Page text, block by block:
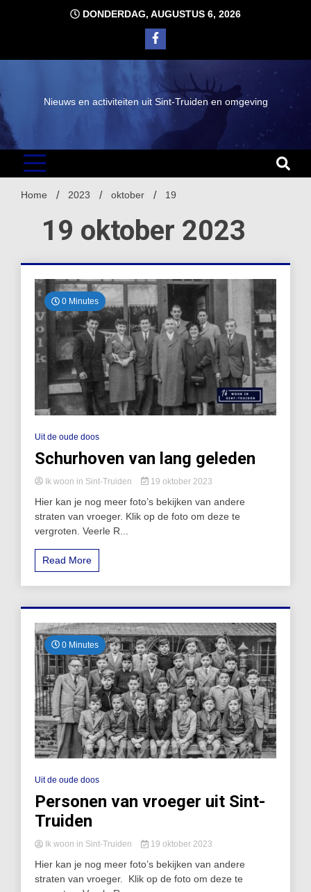
DONDERDAG, AUGUSTUS 6, 2026
Nieuws en activiteiten uit Sint-Truiden en omgeving
Home 2023 oktober 19
19 oktober 2023
0 Minutes
Uit de oude doos
Schurhoven van lang geleden
Ik woon in Sint-Truiden 19 oktober 2023
Hier kan je nog meer foto’s bekijken van andere
straten van vroeger. Klik op de foto om deze te
vergroten. Veerle R...
Read More
0 Minutes
Uit de oude doos
Personen van vroeger uit Sint-
Truiden
Ik woon in Sint-Truiden 19 oktober 2023
Hier kan je nog meer foto’s bekijken van andere
straten van vroeger. Klik op de foto om deze te